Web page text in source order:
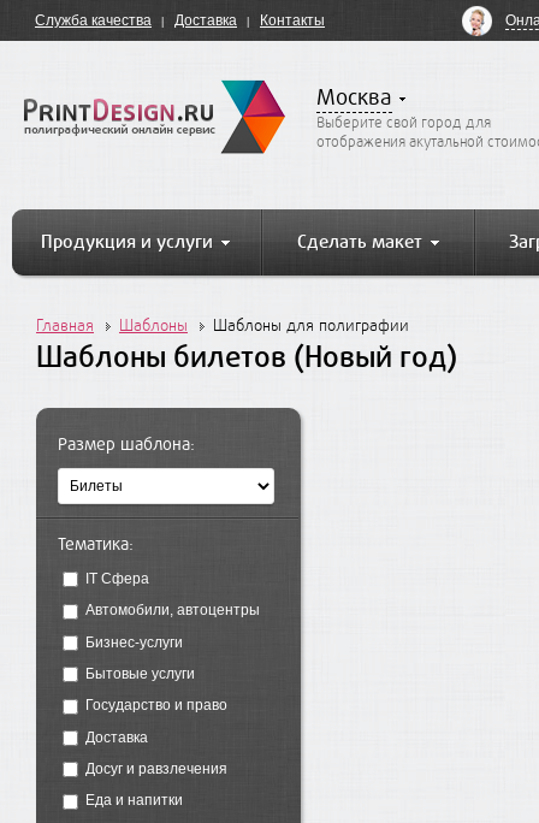
Служба качества Доставка Контакты
Москва
Выберите свой город для
отображения акутальной
Продукция и услуги Сделать макет
Главная Шаблоны Шаблоны для полиграфии
Шаблоны билетов (Новый год)
Размер шаблона:
Тематика:
IT Сфера
Автомобили, автоцентры
Бизнес-услуги
Бытовые услуги
Государство и право
Доставка
Досуг и равзлечения
Еда и напитки